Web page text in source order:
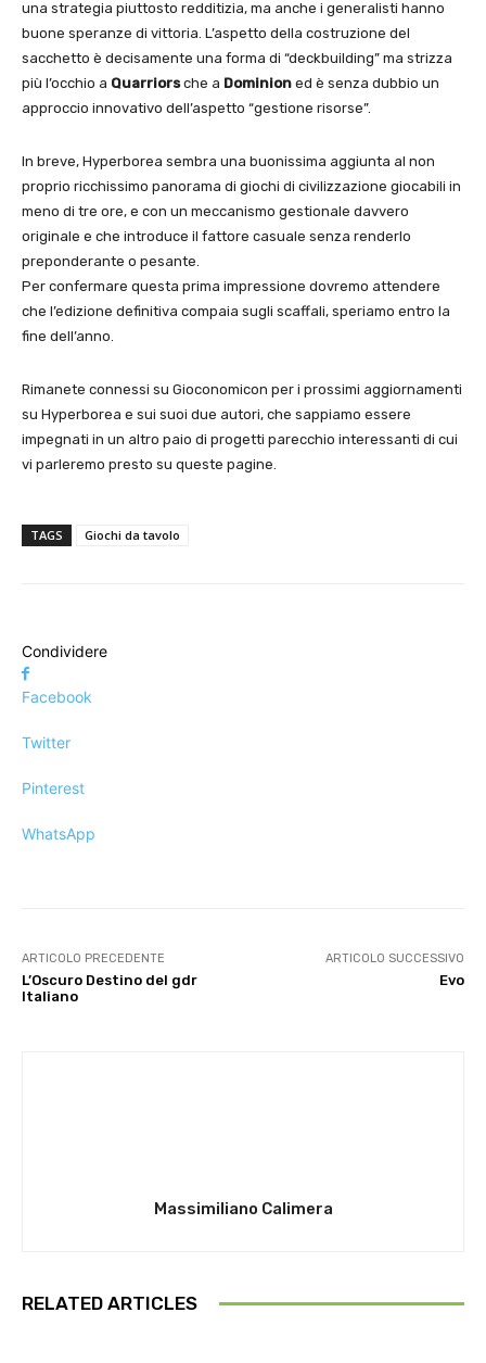
una strategia piuttosto redditizia, ma anche i generalisti hanno
buone speranze di vittoria. L’aspetto della costruzione del
sacchetto è decisamente una forma di “deckbuilding” ma strizza
più l’occhio a Quarriorsche a Dominion ed è senza dubbio un
approccio innovativo dell’aspetto “gestione risorse”.
In breve, Hyperborea sembra una buonissima aggiunta al non
proprio ricchissimo panorama di giochi di civilizzazione giocabili in
meno di tre ore, e con un meccanismo gestionale davvero
originale e che introduce il fattore casuale senza renderlo
preponderante o pesante.
Per confermare questa prima impressione dovremo attendere
che l’edizione definitiva compaia sugli scaffali, speriamo entro la
fine dell’anno.
Rimanete connessi su Gioconomicon per i prossimi aggiornamenti
su Hyperborea e sui suoi due autori, che sappiamo essere
impegnati in un altro paio di progetti parecchio interessanti di cui
vi parleremo presto su queste pagine.
TAGS Giochi da tavolo
Condividere
Facebook
Twitter
Pinterest
WhatsApp
ARTICOLO PRECEDENTE
L’Oscuro Destino del gdr
Italiano
ARTICOLO SUCCESSIVO
Evo
Massimiliano Calimera
RELATED ARTICLES